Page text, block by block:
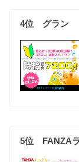
4位 グラン
5位 FANZA